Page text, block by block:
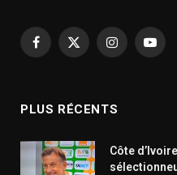
Facebook
X
Instagram
PLUS RÉCENTS
Côte